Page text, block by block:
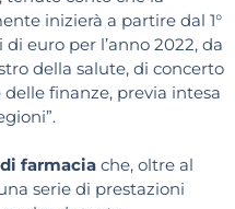
inizierà a partire dal 1°
euro per l’anno 2022, da
della salute, di concerto
finanze, previa intesa
farmacia che, oltre al
serie di prestazioni